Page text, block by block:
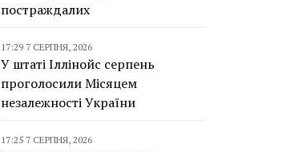
постраждалих
17:29 7 СЕРПНЯ, 2026
У штаті Іллінойс серпень
проголосили Місяцем
незалежності України
17:25 7 СЕРПНЯ, 2026